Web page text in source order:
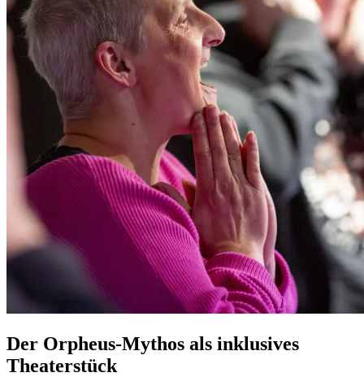
Der Orpheus-Mythos als inklusives
Theaterstück